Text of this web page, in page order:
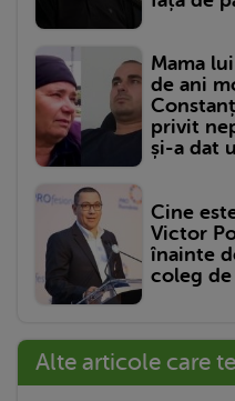
Mama
de ani
privit
și-a dat
Cine
Victor
înainte
coleg
Alte articole care